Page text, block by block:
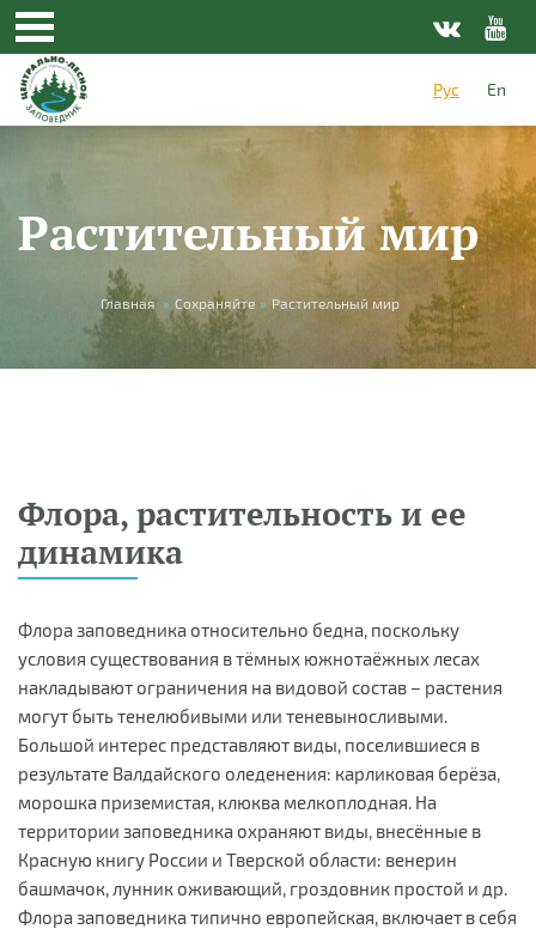
Перейти к основному содержанию
Рус
En
Растительный мир
Вы здесь
Главная » Сохраняйте » Растительный мир
Флора, растительность и ее
динамика
Флора заповедника относительно бедна, поскольку
условия существования в тёмных южнотаёжных лесах
накладывают ограничения на видовой состав – растения
могут быть тенелюбивыми или теневыносливыми.
Большой интерес представляют виды, поселившиеся в
результате Валдайского оледенения: карликовая берёза,
морошка приземистая, клюква мелкоплодная. На
территории заповедника охраняют виды, внесённые в
Красную книгу России и Тверской области: венерин
башмачок, лунник оживающий, гроздовник простой и др.
Флора заповедника типично европейская, включает в себя